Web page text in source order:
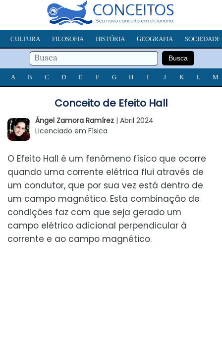
CULTURA FILOSOFIA HISTÓRIA GEOGRAFIA SOCIEDADE
A B C D E F G H I J K L M
Conceito de Efeito Hall
Ángel Zamora Ramírez | Abril 2024
Licenciado em Física
O Efeito Hall é um fenômeno físico que ocorre
quando uma corrente elétrica flui através de
um condutor, que por sua vez está dentro de
um campo magnético. Esta combinação de
condições faz com que seja gerado um
campo elétrico adicional perpendicular à
corrente e ao campo magnético.